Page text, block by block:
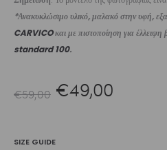
*Ανακυκλώσιμο υλικό, μαλακό στην υφή,
CARVICOκαι με πιστοποίηση για
standard 100.
€59,00 Original
€49,00
SIZE GUIDE